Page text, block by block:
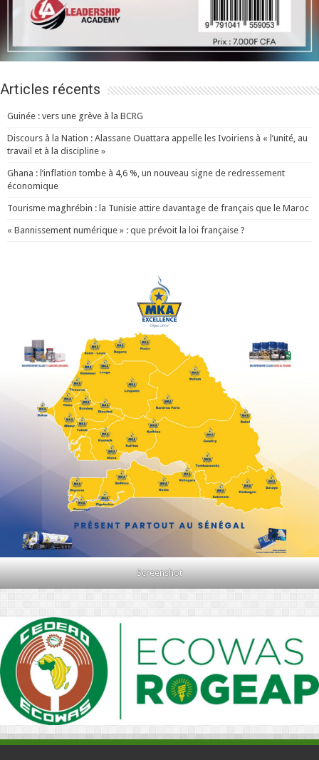
Articles récents
Guinée : vers une grève à la BCRG
Discours à la Nation : Alassane Ouattara appelle les Ivoiriens à « l’unité, au
travail et à la discipline »
Ghana : l’inflation tombe à 4,6 %, un nouveau signe de redressement
économique
Tourisme maghrébin : la Tunisie attire davantage de français que le Maroc
« Bannissement numérique » : que prévoit la loi française ?
Screenshot